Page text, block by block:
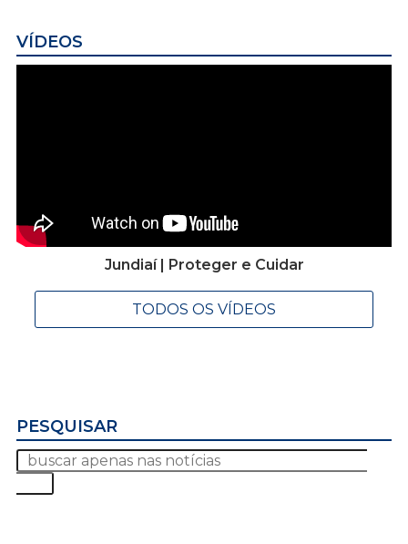
VÍDEOS
Jundiaí | Proteger e Cuidar
TODOS OS VÍDEOS
PESQUISAR